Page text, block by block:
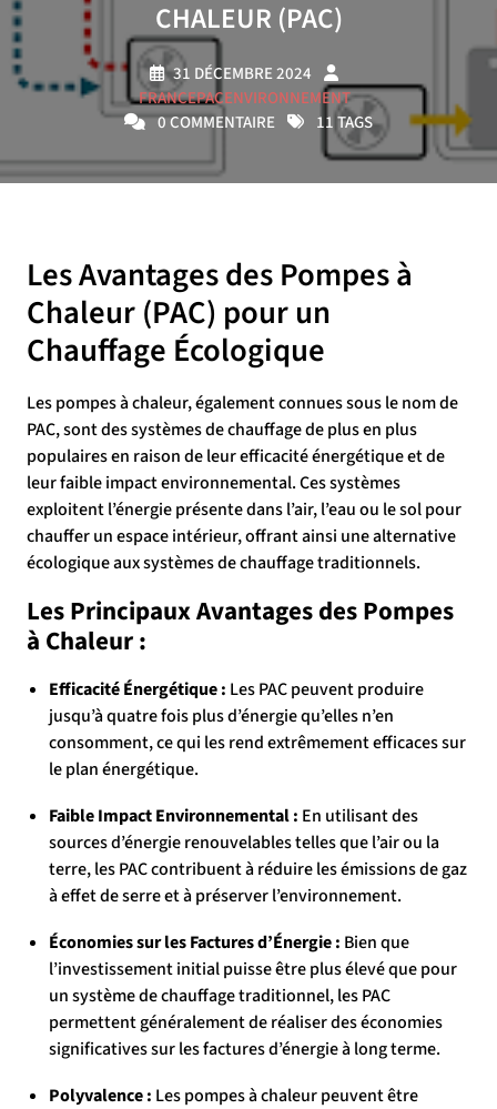
CHALEUR (PAC)
31 DÉCEMBRE 2024
FRANCEPACENVIRONNEMENT
0 COMMENTAIRE
11 TAGS
Les Avantages des Pompes à
Chaleur (PAC) pour un
Chauffage Écologique
Les pompes à chaleur, également connues sous le nom de
PAC, sont des systèmes de chauffage de plus en plus
populaires en raison de leur efficacité énergétique et de
leur faible impact environnemental. Ces systèmes
exploitent l’énergie présente dans l’air, l’eau ou le sol pour
chauffer un espace intérieur, offrant ainsi une alternative
écologique aux systèmes de chauffage traditionnels.
Les Principaux Avantages des Pompes
à Chaleur :
Efficacité Énergétique : Les PAC peuvent produire
jusqu’à quatre fois plus d’énergie qu’elles n’en
consomment, ce qui les rend extrêmement efficaces sur
le plan énergétique.
Faible Impact Environnemental : En utilisant des
sources d’énergie renouvelables telles que l’air ou la
terre, les PAC contribuent à réduire les émissions de gaz
à effet de serre et à préserver l’environnement.
Économies sur les Factures d’Énergie : Bien que
l’investissement initial puisse être plus élevé que pour
un système de chauffage traditionnel, les PAC
permettent généralement de réaliser des économies
significatives sur les factures d’énergie à long terme.
Polyvalence : Les pompes à chaleur peuvent être